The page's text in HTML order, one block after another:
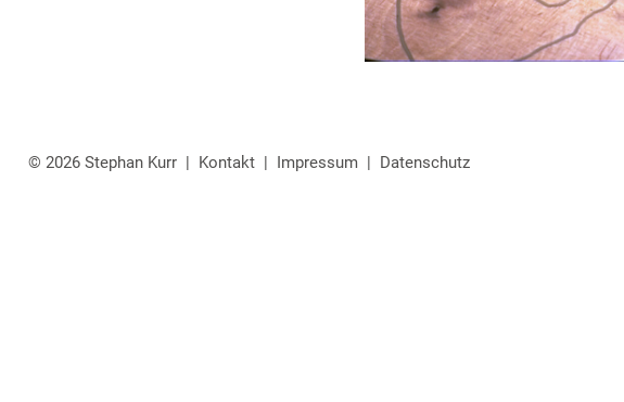
© 2026 Stephan Kurr | Kontakt | Impressum | Datenschutz